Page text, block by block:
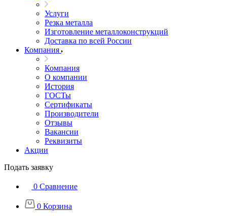
Услуги
Резка металла
Изготовление металлоконструкций
Доставка по всей России
Компания
Компания
О компании
История
ГОСТы
Сертификаты
Производители
Отзывы
Вакансии
Реквизиты
Акции
Подать заявку
0 Сравнение
0 Корзина